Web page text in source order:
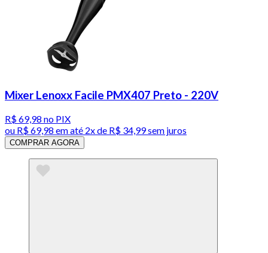
Mixer Lenoxx Facile PMX407 Preto - 220V
R$ 69,98 no PIX
ou R$ 69,98 em até 2x de R$ 34,99 sem juros
COMPRAR AGORA